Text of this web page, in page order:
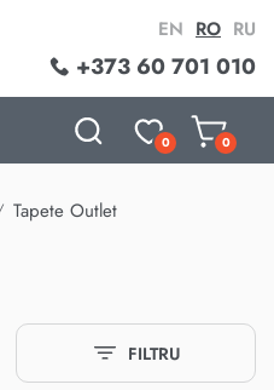
+373 60 701 010
EN RO RU
0 0
Tapete Outlet
FILTRU